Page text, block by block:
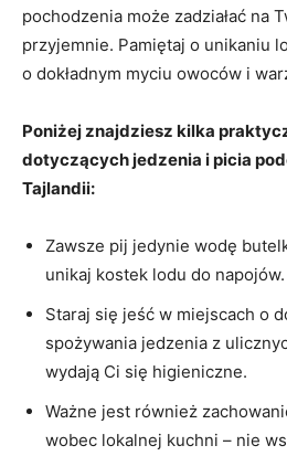
pochodzenia może zadziałać na
przyjemnie. Pamiętaj o‍ unikaniu
o dokładnym myciu owoców i⁢
Poniżej znajdziesz kilka
dotyczących⁢ jedzenia i picia
Tajlandii:
Zawsze pij jedynie wodę
unikaj kostek lodu do napojów.
Staraj ⁤się jeść w miejscach o
spożywania jedzenia z
wydają Ci ⁤się higieniczne.
Ważne jest‌ również
wobec lokalnej kuchni – nie